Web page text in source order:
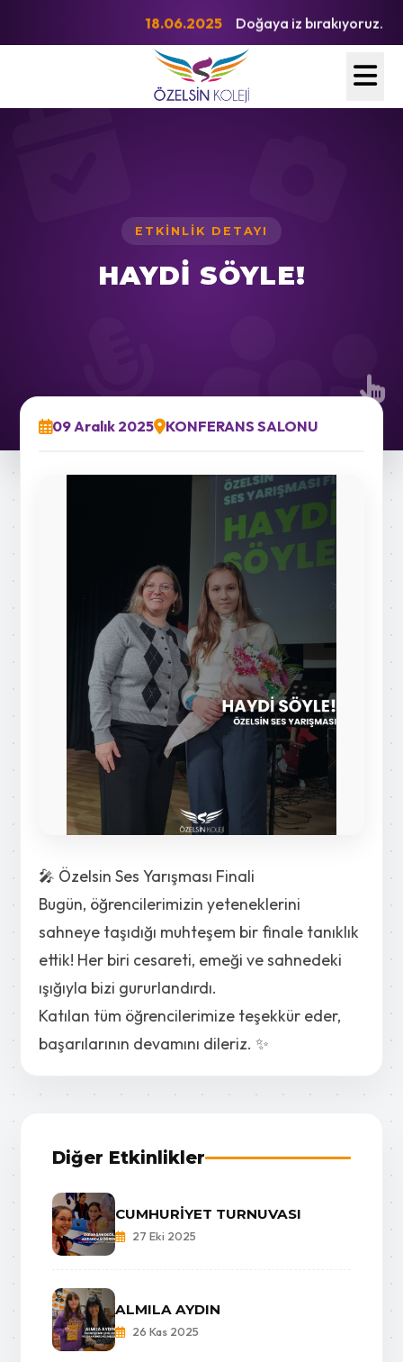
18.06.2025 Doğaya iz bırakıyoruz.
ETKINLIK DETAYI
HAYDİ SÖYLE!
09 Aralık 2025 KONFERANS SALONU
🎤 Özelsin Ses Yarışması Finali
Bugün, öğrencilerimizin yeteneklerini
sahneye taşıdığı muhteşem bir finale tanıklık
ettik! Her biri cesareti, emeği ve sahnedeki
ışığıyla bizi gururlandırdı.
Katılan tüm öğrencilerimize teşekkür eder,
başarılarının devamını dileriz. ✨
Diğer Etkinlikler
CUMHURİYET TURNUVASI
27 Eki 2025
ALMILA AYDIN
26 Kas 2025